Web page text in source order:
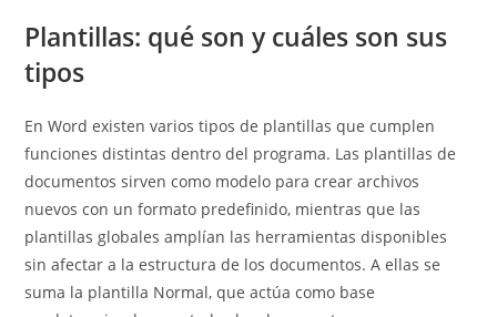
entrada:
Plantillas: qué son y cuáles son sus
tipos
En Word existen varios tipos de plantillas que cumplen
funciones distintas dentro del programa. Las plantillas de
documentos sirven como modelo para crear archivos
nuevos con un formato predefinido, mientras que las
plantillas globales amplían las herramientas disponibles
sin afectar a la estructura de los documentos. A ellas se
suma la plantilla Normal, que actúa como base